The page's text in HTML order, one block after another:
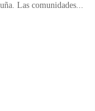
Las comunidades...